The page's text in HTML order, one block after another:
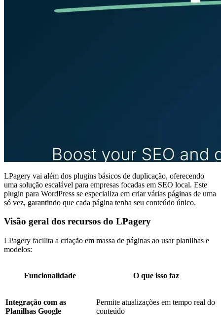
LPagery vai além dos plugins básicos de duplicação, oferecendo
uma solução escalável para empresas focadas em SEO local. Este
plugin para WordPress se especializa em criar várias páginas de uma
só vez, garantindo que cada página tenha seu conteúdo único.
Visão geral dos recursos do LPagery
LPagery facilita a criação em massa de páginas ao usar planilhas e
modelos:
Funcionalidade O que isso faz
Integração com as
Planilhas Google
Permite atualizações em tempo real do
conteúdo